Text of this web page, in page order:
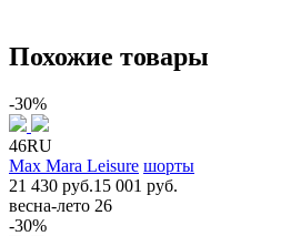
Похожие товары
-30%
46RU
Max Mara Leisure шорты
21 430 руб.15 001 руб.
весна-лето 26
-30%